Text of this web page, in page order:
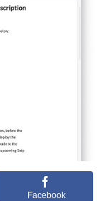
Facebook